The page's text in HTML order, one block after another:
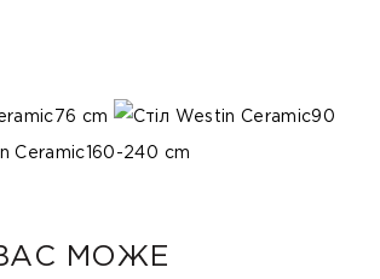
76 cm 90
160-240 cm
МОЖЕ